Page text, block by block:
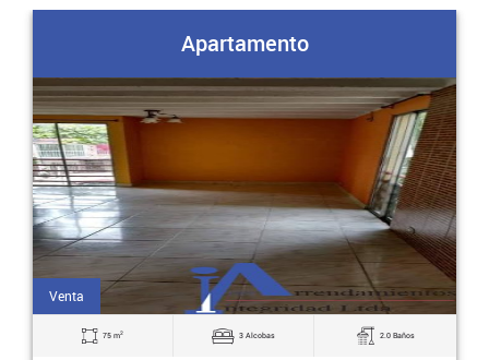
Apartamento
Venta
75 m2 3 Alcobas 2.0 Baños